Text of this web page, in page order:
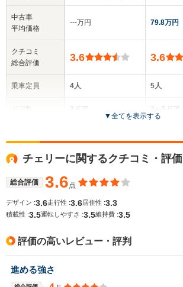
中古車
平均価格
クチコミ
総合評価
乗車定員
サイズ
(全長x全幅x全高)
‐‐‐万円
3.6
4人
3ドア
全高
1.67m
4.23m
79.8万円
3.6
5人
3～5ドア
全高
▼全てを表示する
チェリーに関するクチコミ・評価
総合評価 3.6点
デザイン :3.6走行性 :3.6 居住性 :3.3
積載性 :3.5運転しやすさ :3.5維持費 :3.5
評価の高いレビュー・評判
進める強さ